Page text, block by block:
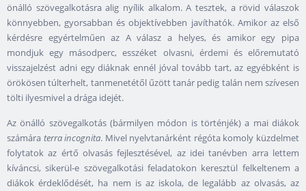
önálló szövegalkotásra alig nyílik alkalom. A tesztek, a rövid válaszok
könnyebben, gyorsabban és objektívebben javíthatók. Amikor az első
kérdésre egyértelműen az A válasz a helyes, és amikor egy pipa
mondjuk egy másodperc, esszéket olvasni, érdemi és előremutató
visszajelzést adni egy diáknak ennél jóval tovább tart, az egyébként is
örökösen túlterhelt, tanmenetétől űzött tanár pedig talán nem szívesen
tölti ilyesmivel a drága idejét.
Az önálló szövegalkotás (bármilyen módon is történjék) a mai diákok
számára terra incognita. Mivel nyelvtanárként régóta komoly küzdelmet
folytatok az értő olvasás fejlesztésével, az idei tanévben arra lettem
kíváncsi, sikerül-e szövegalkotási feladatokon keresztül felkeltenem a
diákok érdeklődését, ha nem is az iskola, de legalább az olvasás, az